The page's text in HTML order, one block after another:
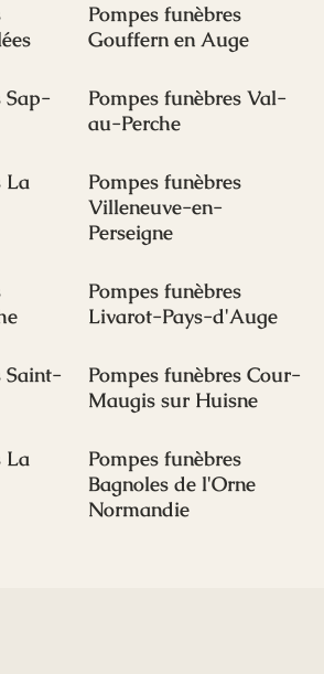
Pompes funèbres
Gouffern en Auge
Sap-
Pompes funèbres Val-
au-Perche
La
Pompes funèbres
Villeneuve-en-
Perseigne
Pompes funèbres
Livarot-Pays-d'Auge
Saint-
Pompes funèbres Cour-
Maugis sur Huisne
La
Pompes funèbres
Bagnoles de l'Orne
Normandie